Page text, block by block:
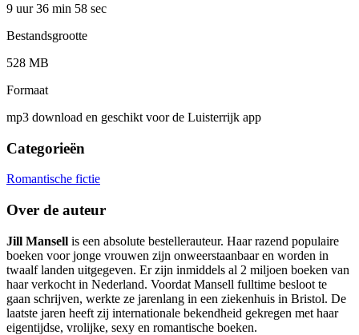
9 uur 36 min 58 sec
Bestandsgrootte
528 MB
Formaat
mp3 download en geschikt voor de Luisterrijk app
Categorieën
Romantische fictie
Over de auteur
Jill Mansell is een absolute bestellerauteur. Haar razend populaire
boeken voor jonge vrouwen zijn onweerstaanbaar en worden in
twaalf landen uitgegeven. Er zijn inmiddels al 2 miljoen boeken van
haar verkocht in Nederland. Voordat Mansell fulltime besloot te
gaan schrijven, werkte ze jarenlang in een ziekenhuis in Bristol. De
laatste jaren heeft zij internationale bekendheid gekregen met haar
eigentijdse, vrolijke, sexy en romantische boeken.